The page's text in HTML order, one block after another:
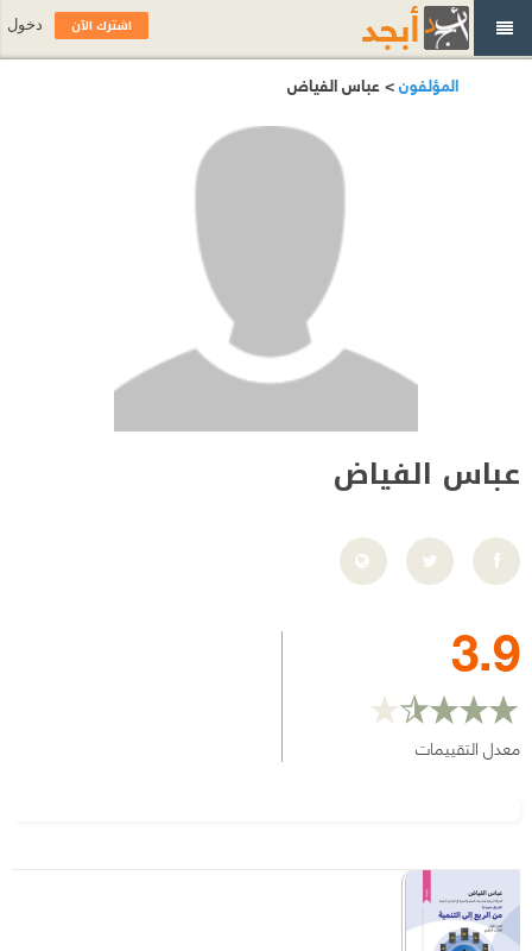
المؤلفون> عباس الفياض
عباس الفياض
3.9
معدل التقييمات
اشترك الآن دخول